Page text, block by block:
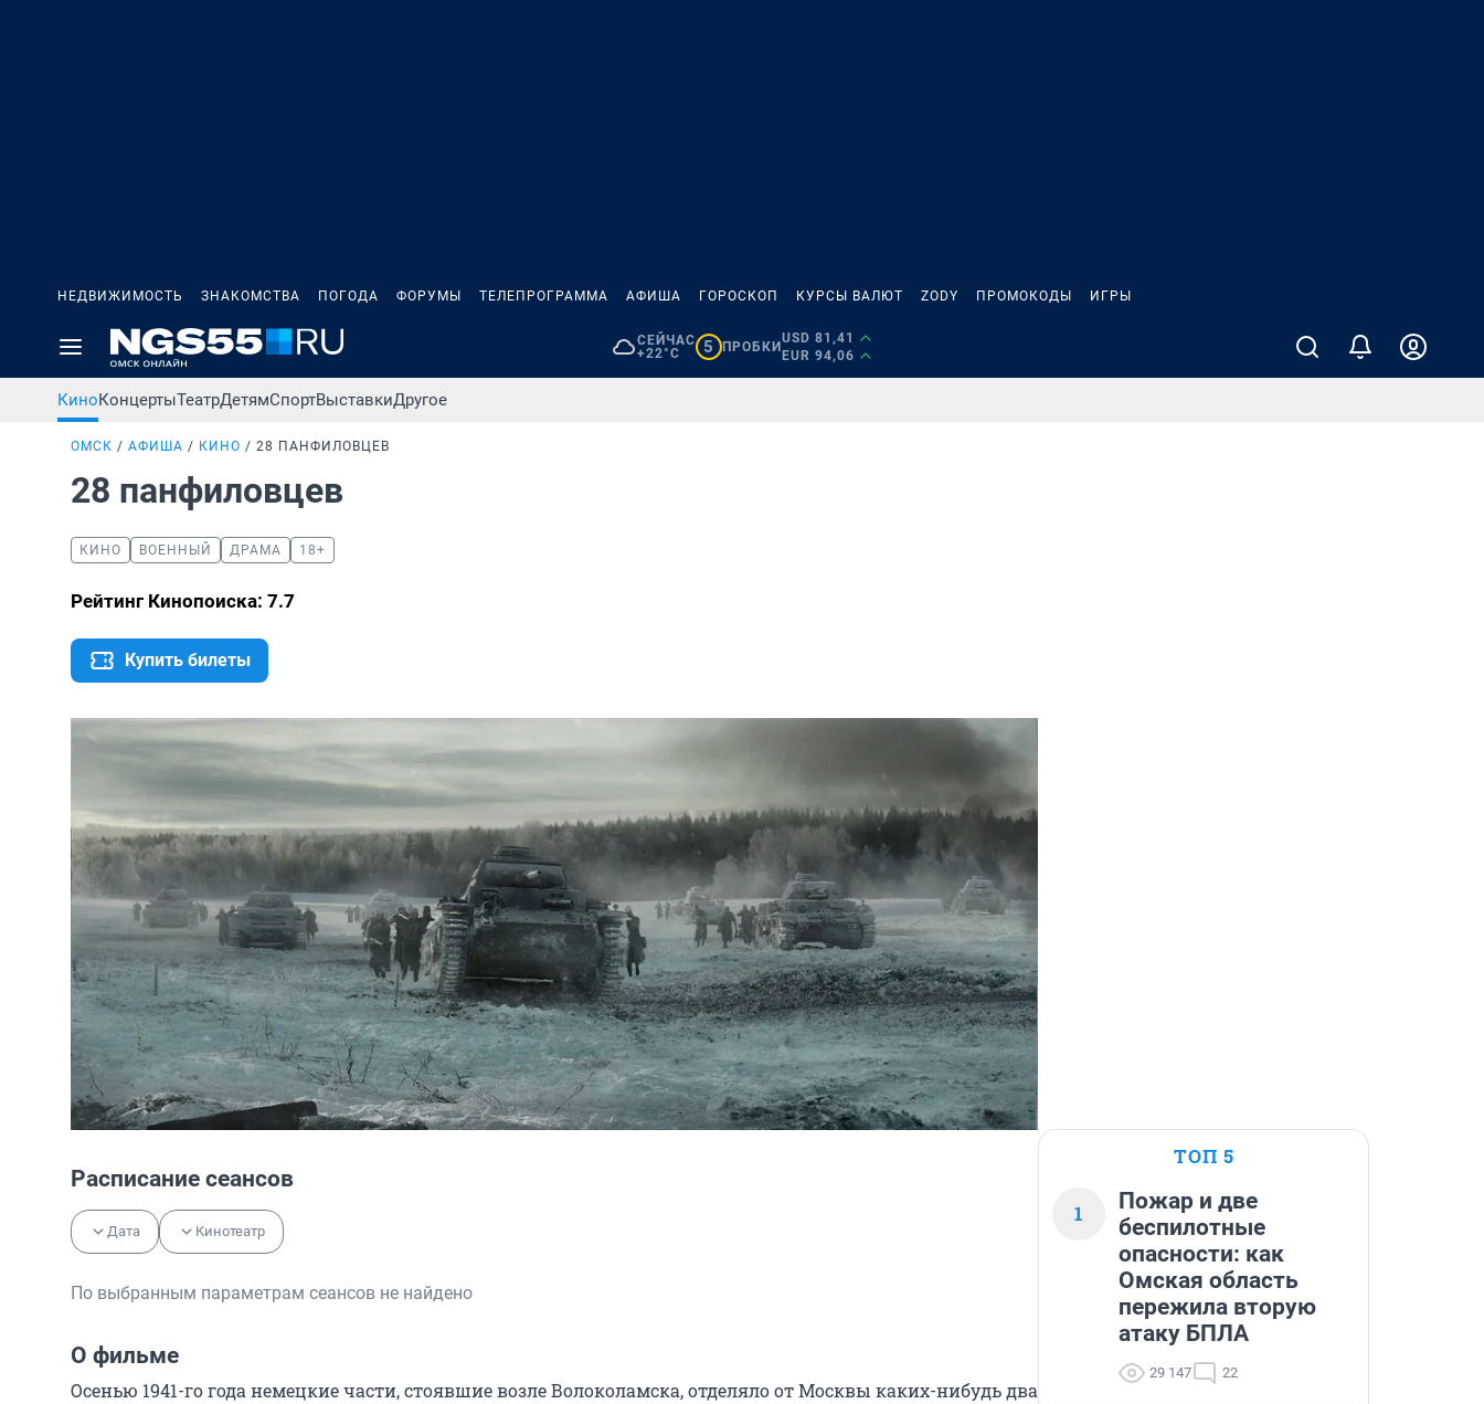
НЕДВИЖИМОСТЬ ЗНАКОМСТВА ПОГОДА ФОРУМЫ ТЕЛЕПРОГРАММА АФИША ГОРОСКОП КУРСЫ ВАЛЮТ ZODY ПРОМОКОДЫ ИГРЫ
СЕЙЧАС
+22°C
5 ПРОБКИ
USD 81,41
EUR 94,06
КиноКонцертыТеатрДетямСпортВыставкиДругое
ОМСК АФИША КИНО 28 ПАНФИЛОВЦЕВ
28 панфиловцев
КИНО ВОЕННЫЙ ДРАМА 18+
Рейтинг Кинопоиска: 7.7
Купить билеты
Расписание сеансов
Дата Кинотеатр
По выбранным параметрам сеансов не найдено
О фильме
Осенью 1941-го года немецкие части, стоявшие возле Волоколамска, отделяло от Москвы каких-нибудь два
ТОП 5
1
Пожар и две
беспилотные
опасности: как
Омская область
пережила вторую
атаку БПЛА
29 147 22